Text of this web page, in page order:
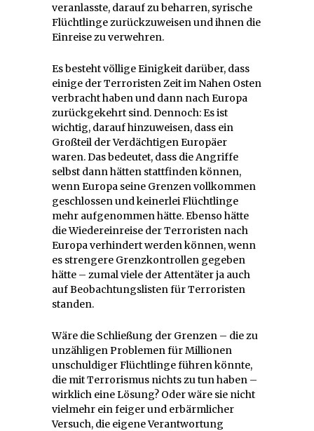
veranlasste, darauf zu beharren, syrische
Flüchtlinge zurückzuweisen und ihnen die
Einreise zu verwehren.
Es besteht völlige Einigkeit darüber, dass
einige der Terroristen Zeit im Nahen Osten
verbracht haben und dann nach Europa
zurückgekehrt sind. Dennoch: Es ist
wichtig, darauf hinzuweisen, dass ein
Großteil der Verdächtigen Europäer
waren. Das bedeutet, dass die Angriffe
selbst dann hätten stattfinden können,
wenn Europa seine Grenzen vollkommen
geschlossen und keinerlei Flüchtlinge
mehr aufgenommen hätte. Ebenso hätte
die Wiedereinreise der Terroristen nach
Europa verhindert werden können, wenn
es strengere Grenzkontrollen gegeben
hätte – zumal viele der Attentäter ja auch
auf Beobachtungslisten für Terroristen
standen.
Wäre die Schließung der Grenzen – die zu
unzähligen Problemen für Millionen
unschuldiger Flüchtlinge führen könnte,
die mit Terrorismus nichts zu tun haben –
wirklich eine Lösung? Oder wäre sie nicht
vielmehr ein feiger und erbärmlicher
Versuch, die eigene Verantwortung